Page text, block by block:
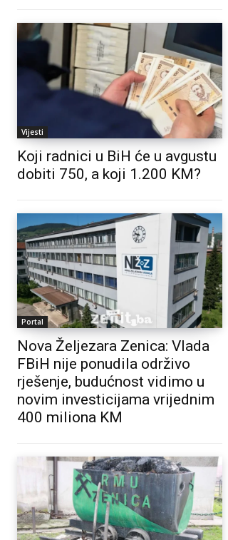
Vijesti
Koji radnici u BiH će u avgustu
dobiti 750, a koji 1.200 KM?
Portal
Nova Željezara Zenica: Vlada
FBiH nije ponudila održivo
rješenje, budućnost vidimo u
novim investicijama vrijednim
400 miliona KM